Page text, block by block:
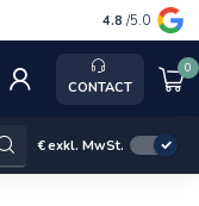
4.8 /5.0
CONTACT
0
€exkl. MwSt.